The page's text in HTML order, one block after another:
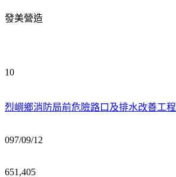
發美營造
10
烈嶼鄉消防局前危險路口及排水改善工程
097/09/12
651,405